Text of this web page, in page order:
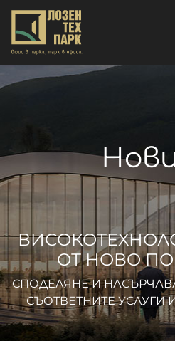
ОТ НОВО
СПОДЕЛЯНЕ И
СЪОТВЕТНИТЕ УСЛУГИ